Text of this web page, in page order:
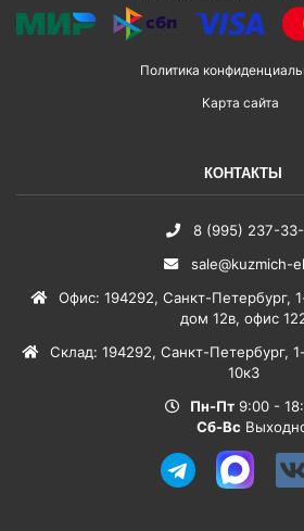
Политика
Карта сайта
КОНТАКТЫ
8 (995) 237-
sale@kuzmich-
Офис: 194292, Санкт-Петербург,
дом 12в, офис
Склад: 194292, Санкт-Петербург,
10к3
Пн-Пт 9:00 -
Сб-Вс